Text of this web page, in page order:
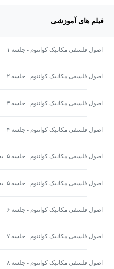
فیلم های آموزشی
اصول فلسفی مکانیک کوانتوم - جلسه ۱
اصول فلسفی مکانیک کوانتوم - جلسه ۲
اصول فلسفی مکانیک کوانتوم - جلسه ۳
اصول فلسفی مکانیک کوانتوم - جلسه ۴
اصول فلسفی مکانیک کوانتوم - جلسه ۵- بخش ۱
اصول فلسفی مکانیک کوانتوم - جلسه ۵- بخش ۲
اصول فلسفی مکانیک کوانتوم - جلسه ۶
اصول فلسفی مکانیک کوانتوم - جلسه ۷
اصول فلسفی مکانیک کوانتوم - جلسه ۸